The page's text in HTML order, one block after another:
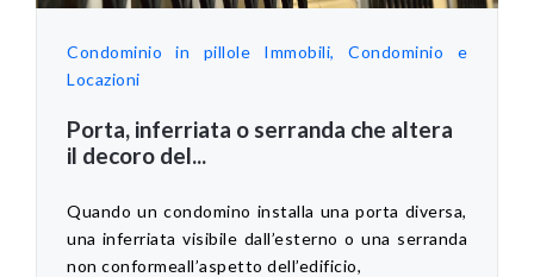
Condominio in pillole
Immobili, Condominio e
Locazioni
Porta, inferriata o serranda che altera
il decoro del...
Quando un condomino installa una porta diversa,
una inferriata visibile dall’esterno o una serranda
non conformeall’aspetto dell’edificio,